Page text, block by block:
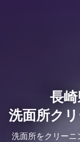
長
洗面所ク
洗面所をクリーニ